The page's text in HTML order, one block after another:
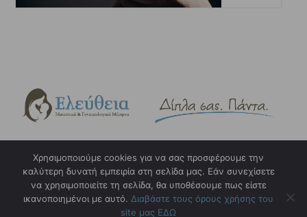
Copyright © 2023. eleftheia.gr. Design & Hosting by
w3specialists.com
Όροι και προϋποθέσεις χρήσης
Χρησιμοποιούμε cookies για να σας προσφέρουμε την
καλύτερη δυνατή εμπειρία στη σελίδα μας. Εάν συνεχίσετε
να χρησιμοποιείτε τη σελίδα, θα υποθέσουμε πως είστε
ικανοποιημένοι με αυτό. Διαβάστε τους όρους χρήσης του
site μας ΕΔΩ